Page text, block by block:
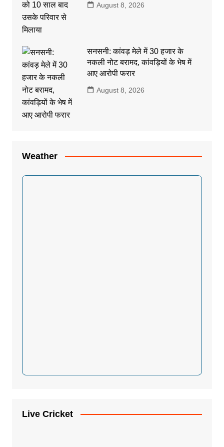
August 8, 2026
सनसनी: कांवड़ मेले में 30 हजार के
नकली नोट बरामद, कांवड़ियों के भेष में
आए आरोपी फरार
August 8, 2026
Weather
Live Cricket